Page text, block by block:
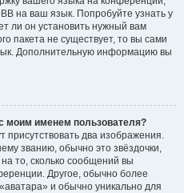
на ваш язык. Попробуйте узнать у
ли он установить нужный вам
пакета не существует, то вы сами
Дополнительную информацию вы
моим именем пользователя?
присутствовать два изображения.
званию, обычно это звёздочки,
то, сколько сообщений вы
Другое, обычно более
и обычно уникально для